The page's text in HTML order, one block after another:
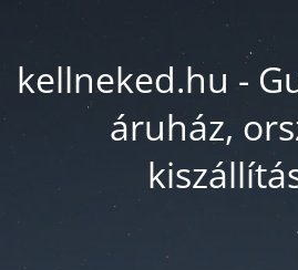
kellneked.hu -
áruház,